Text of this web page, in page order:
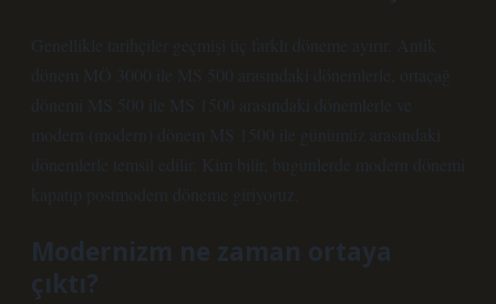
Genellikle tarihçiler geçmişi üç farklı döneme ayırır. Antik
dönem MÖ 3000 ile MS 500 arasındaki dönemlerle, ortaçağ
dönemi MS 500 ile MS 1500 arasındaki dönemlerle ve
modern (modern) dönem MS 1500 ile günümüz arasındaki
dönemlerle temsil edilir. Kim bilir, bugünlerde modern dönemi
kapatıp postmodern döneme giriyoruz.
Modernizm ne zaman ortaya
çıktı?